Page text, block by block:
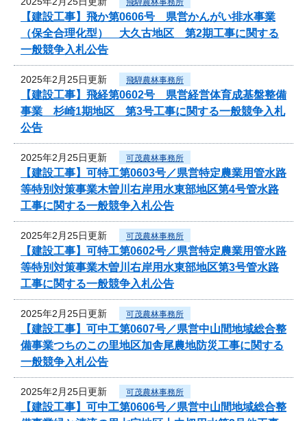
飛騨農林事務所
【建設工事】飛か第0606号 県営かんがい排水事業
（保全合理化型） 大久古地区 第2期工事に関する
一般競争入札公告
2025年2月25日更新 飛騨農林事務所
【建設工事】飛経第0602号 県営経営体育成基盤整備
事業 杉崎1期地区 第3号工事に関する一般競争入札
公告
2025年2月25日更新 可茂農林事務所
【建設工事】可特工第0603号／県営特定農業用管水路
等特別対策事業木曽川右岸用水東部地区第4号管水路
工事に関する一般競争入札公告
2025年2月25日更新 可茂農林事務所
【建設工事】可特工第0602号／県営特定農業用管水路
等特別対策事業木曽川右岸用水東部地区第3号管水路
工事に関する一般競争入札公告
2025年2月25日更新 可茂農林事務所
【建設工事】可中工第0607号／県営中山間地域総合整
備事業つちのこの里地区加舎尾農地防災工事に関する
一般競争入札公告
2025年2月25日更新 可茂農林事務所
【建設工事】可中工第0606号／県営中山間地域総合整